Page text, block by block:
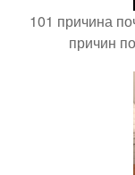
101 причина
причин